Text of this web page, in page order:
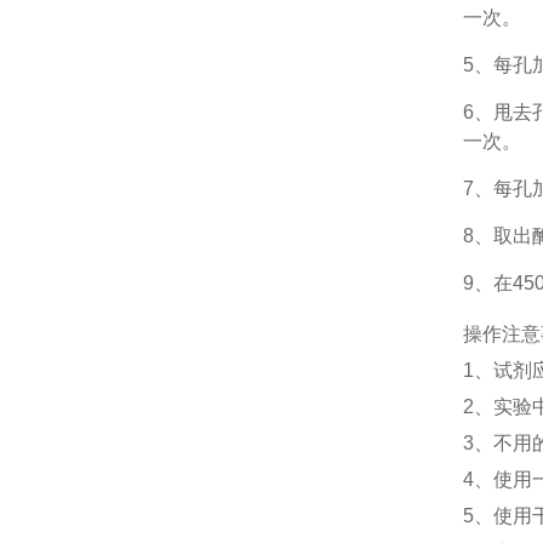
一次。
5、每孔
6、甩去
一次。
7、每孔
8、取出
9、在
操作注
1、 试剂
2、 实验
3、 不用
4、 使用
5、 使用